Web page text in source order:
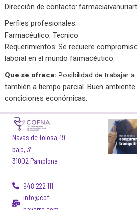
Dirección de contacto:
Perfiles profesionales:
Farmacéutico, Técnico
Requerimientos: Se requiere
laboral en el mundo farmacéutico.
Que se ofrece: Posibilidad de trabajar
también a tiempo parcial. Buen
condiciones económicas.
Navas de Tolosa, 19
bajo, 3º
31002 Pamplona
948 222 111
info@cof-